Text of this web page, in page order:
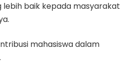
baik kepada masyarakat
mahasiswa dalam